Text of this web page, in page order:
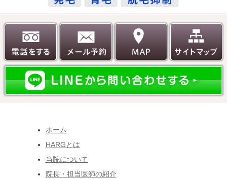
ホーム
HARGとは
当院について
院長・担当医師の紹介